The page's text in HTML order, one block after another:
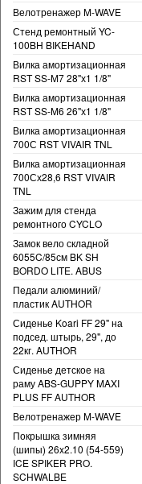
Велотренажер M-WAVE
Стенд ремонтный YC-
100BH BIKEHAND
Вилка амортизационная
RST SS-M7 28"х1 1/8"
Вилка амортизационная
RST SS-M6 26"х1 1/8"
Вилка амортизационная
700С RST VIVAIR TNL
Вилка амортизационная
700Сх28,6 RST VIVAIR
TNL
Зажим для стенда
ремонтного CYCLO
Замок вело складной
6055C/85см BK SH
BORDO LITE. ABUS
Педали алюминий/
пластик AUTHOR
Сиденье Koari FF 29" на
подсед. штырь, 29", до
22кг. AUTHOR
Сиденье детское на
раму ABS-GUPPY MAXI
PLUS FF AUTHOR
Велотренажер M-WAVE
Покрышка зимняя
(шипы) 26x2.10 (54-559)
ICE SPIKER PRO.
SCHWALBE